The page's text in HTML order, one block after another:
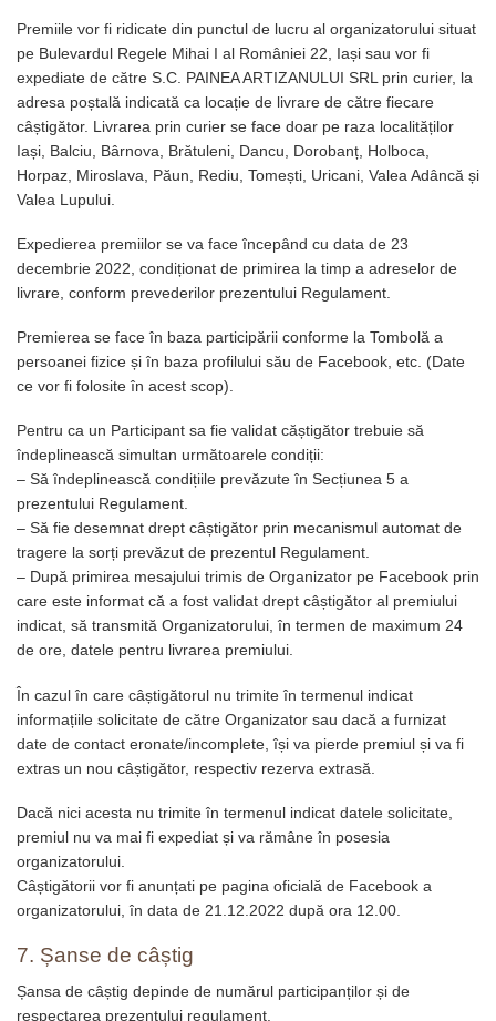
Premiile vor fi ridicate din punctul de lucru al organizatorului situat
pe Bulevardul Regele Mihai I al României 22, Iași sau vor fi
expediate de către S.C. PAINEA ARTIZANULUI SRL prin curier, la
adresa poștală indicată ca locație de livrare de către fiecare
câștigător. Livrarea prin curier se face doar pe raza localităților
Iași, Balciu, Bârnova, Brătuleni, Dancu, Dorobanț, Holboca,
Horpaz, Miroslava, Păun, Rediu, Tomești, Uricani, Valea Adâncă și
Valea Lupului.
Expedierea premiilor se va face începând cu data de 23
decembrie 2022, condiționat de primirea la timp a adreselor de
livrare, conform prevederilor prezentului Regulament.
Premierea se face în baza participării conforme la Tombolă a
persoanei fizice și în baza profilului său de Facebook, etc. (Date
ce vor fi folosite în acest scop).
Pentru ca un Participant sa fie validat căștigător trebuie să
îndeplinească simultan următoarele condiții:
– Să îndeplinească condițiile prevăzute în Secțiunea 5 a
prezentului Regulament.
– Să fie desemnat drept câștigător prin mecanismul automat de
tragere la sorți prevăzut de prezentul Regulament.
– După primirea mesajului trimis de Organizator pe Facebook prin
care este informat că a fost validat drept câștigător al premiului
indicat, să transmită Organizatorului, în termen de maximum 24
de ore, datele pentru livrarea premiului.
În cazul în care câștigătorul nu trimite în termenul indicat
informațiile solicitate de către Organizator sau dacă a furnizat
date de contact eronate/incomplete, își va pierde premiul și va fi
extras un nou câștigător, respectiv rezerva extrasă.
Dacă nici acesta nu trimite în termenul indicat datele solicitate,
premiul nu va mai fi expediat și va rămâne în posesia
organizatorului.
Câștigătorii vor fi anunțati pe pagina oficială de Facebook a
organizatorului, în data de 21.12.2022 după ora 12.00.
7. Șanse de câștig
Șansa de câștig depinde de numărul participanților și de
respectarea prezentului regulament.